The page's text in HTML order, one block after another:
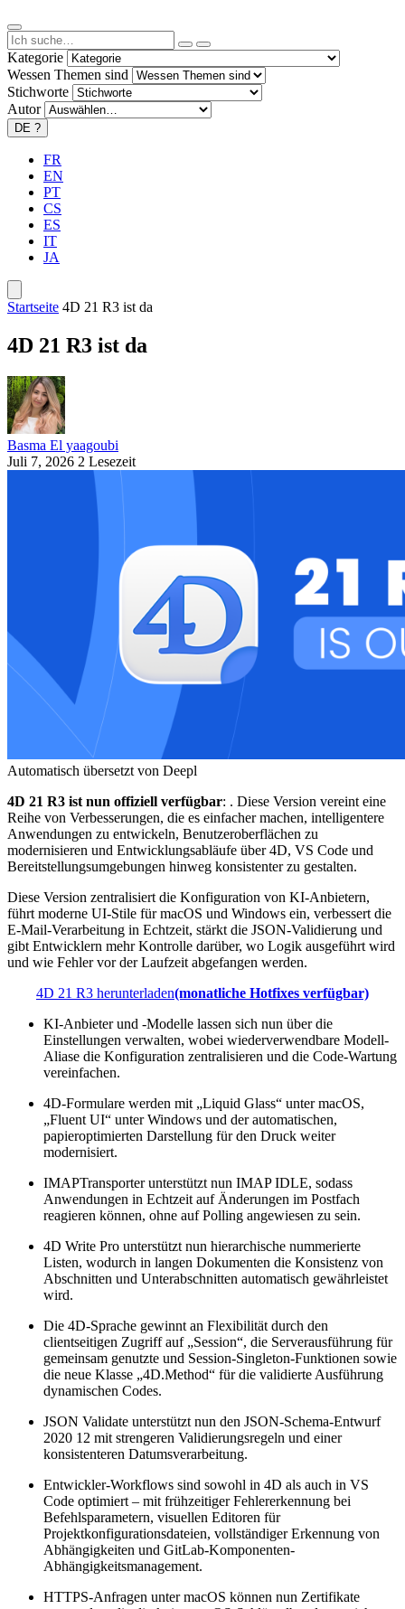
Kategorie
Wessen Themen sind
Stichworte
Autor
DE ?
FR
EN
PT
CS
ES
IT
JA
Startseite 4D 21 R3 ist da
4D 21 R3 ist da
Basma El yaagoubi
Juli 7, 2026 2 Lesezeit
Automatisch übersetzt von Deepl
4D 21 R3 ist nun offiziell verfügbar: . Diese Version vereint eine
Reihe von Verbesserungen, die es einfacher machen, intelligentere
Anwendungen zu entwickeln, Benutzeroberflächen zu
modernisieren und Entwicklungsabläufe über 4D, VS Code und
Bereitstellungsumgebungen hinweg konsistenter zu gestalten.
Diese Version zentralisiert die Konfiguration von KI-Anbietern,
führt moderne UI-Stile für macOS und Windows ein, verbessert die
E-Mail-Verarbeitung in Echtzeit, stärkt die JSON-Validierung und
gibt Entwicklern mehr Kontrolle darüber, wo Logik ausgeführt wird
und wie Fehler vor der Laufzeit abgefangen werden.
4D 21 R3 herunterladen(monatliche Hotfixes verfügbar)
KI-Anbieter und -Modelle lassen sich nun über die
Einstellungen verwalten, wobei wiederverwendbare Modell-
Aliase die Konfiguration zentralisieren und die Code-Wartung
vereinfachen.
4D-Formulare werden mit „Liquid Glass“ unter macOS,
„Fluent UI“ unter Windows und der automatischen,
papieroptimierten Darstellung für den Druck weiter
modernisiert.
IMAPTransporter unterstützt nun IMAP IDLE, sodass
Anwendungen in Echtzeit auf Änderungen im Postfach
reagieren können, ohne auf Polling angewiesen zu sein.
4D Write Pro unterstützt nun hierarchische nummerierte
Listen, wodurch in langen Dokumenten die Konsistenz von
Abschnitten und Unterabschnitten automatisch gewährleistet
wird.
Die 4D-Sprache gewinnt an Flexibilität durch den
clientseitigen Zugriff auf „Session“, die Serverausführung für
gemeinsam genutzte und Session-Singleton-Funktionen sowie
die neue Klasse „4D.Method“ für die validierte Ausführung
dynamischen Codes.
JSON Validate unterstützt nun den JSON-Schema-Entwurf
2020 12 mit strengeren Validierungsregeln und einer
konsistenteren Datumsverarbeitung.
Entwickler-Workflows sind sowohl in 4D als auch in VS
Code optimiert – mit frühzeitiger Fehlererkennung bei
Befehlsparametern, visuellen Editoren für
Projektkonfigurationsdateien, vollständiger Erkennung von
Abhängigkeiten und GitLab-Komponenten-
Abhängigkeitsmanagement.
HTTPS-Anfragen unter macOS können nun Zertifikate